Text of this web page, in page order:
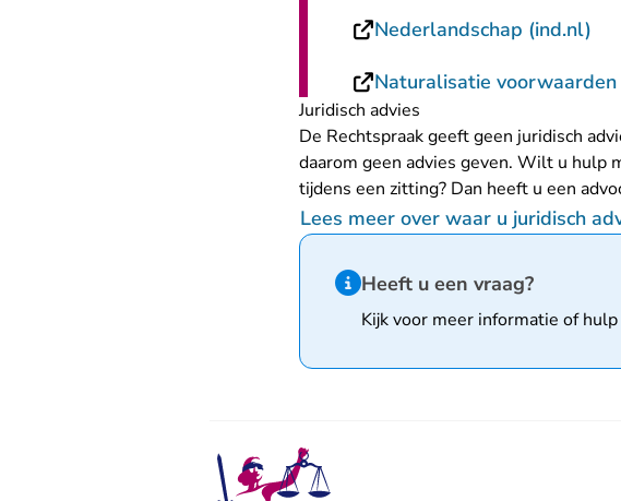
Nederlandschap (ind.nl)
Naturalisatie
Juridisch advies
De Rechtspraak geeft geen juridisch
daarom geen advies geven. Wilt u hulp
tijdens een zitting? Dan heeft u een
Lees meer over waar u juridisch
Hint van type informatie
Heeft u een vraag?
Kijk voor meer informatie of hulp